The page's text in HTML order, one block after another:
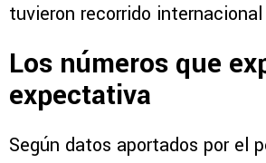
tuvieron recorrido
Los números que
expectativa
Según datos aportados por el